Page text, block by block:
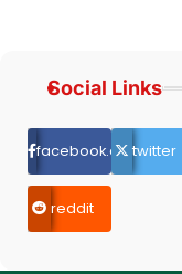
Social Links
facebook.comtwitter
reddit